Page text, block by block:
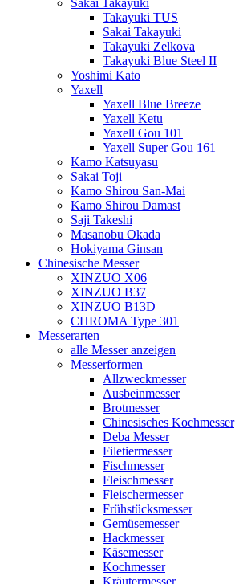
Sakai Takayuki
Takayuki TUS
Sakai Takayuki
Takayuki Zelkova
Takayuki Blue Steel II
Yoshimi Kato
Yaxell
Yaxell Blue Breeze
Yaxell Ketu
Yaxell Gou 101
Yaxell Super Gou 161
Kamo Katsuyasu
Sakai Toji
Kamo Shirou San-Mai
Kamo Shirou Damast
Saji Takeshi
Masanobu Okada
Hokiyama Ginsan
Chinesische Messer
XINZUO X06
XINZUO B37
XINZUO B13D
CHROMA Type 301
Messerarten
alle Messer anzeigen
Messerformen
Allzweckmesser
Ausbeinmesser
Brotmesser
Chinesisches Kochmesser
Deba Messer
Filetiermesser
Fischmesser
Fleischmesser
Fleischermesser
Frühstücksmesser
Gemüsemesser
Hackmesser
Käsemesser
Kochmesser
Kräutermesser